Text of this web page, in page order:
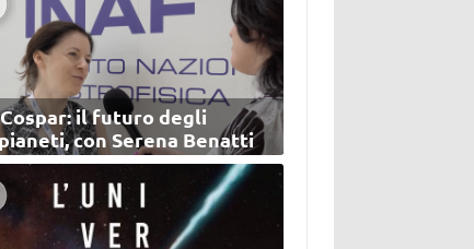
il futuro degli
con Serena Benatti